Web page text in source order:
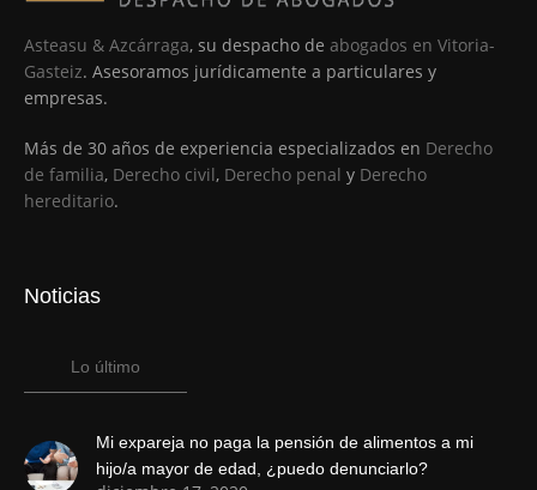
Asteasu & Azcárraga, su despacho deabogados en Vitoria-
Gasteiz. Asesoramos jurídicamente a particulares y
empresas.
Más de 30 años de experiencia especializados en Derecho
de familia, Derecho civil, Derecho penal y Derecho
hereditario.
Noticias
Lo último
Mi expareja no paga la pensión de alimentos a mi
hijo/a mayor de edad, ¿puedo denunciarlo?